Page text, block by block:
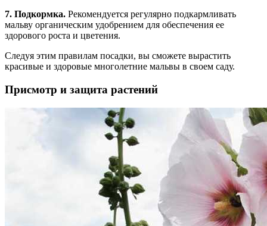
7. Подкормка. Рекомендуется регулярно подкармливать
мальву органическим удобрением для обеспечения ее
здорового роста и цветения.
Следуя этим правилам посадки, вы сможете вырастить
красивые и здоровые многолетние мальвы в своем саду.
Присмотр и защита растений